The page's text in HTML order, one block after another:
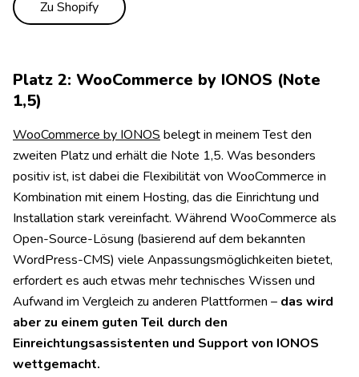
Zu Shopify
Platz 2: WooCommerce by IONOS (Note
1,5)
WooCommerce by IONOS belegt in meinem Test den
zweiten Platz und erhält die Note 1,5. Was besonders
positiv ist, ist dabei die Flexibilität von WooCommerce in
Kombination mit einem Hosting, das die Einrichtung und
Installation stark vereinfacht. Während WooCommerce als
Open-Source-Lösung (basierend auf dem bekannten
WordPress-CMS) viele Anpassungsmöglichkeiten bietet,
erfordert es auch etwas mehr technisches Wissen und
Aufwand im Vergleich zu anderen Plattformen – das wird
aber zu einem guten Teil durch den
Einreichtungsassistenten und Support von IONOS
wettgemacht.